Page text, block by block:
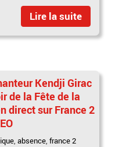
Lire la suite
Kendji Girac
de la Fête de la
direct sur France 2
,absence,france 2